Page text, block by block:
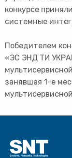
конкурсе
системные
Победителем
«ЭС ЭНД ТИ
занявшая 1-е